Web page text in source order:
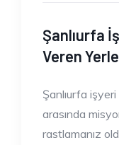
Şanlıurfa
Veren
Şanlıurfa
arasında
rastlamanız